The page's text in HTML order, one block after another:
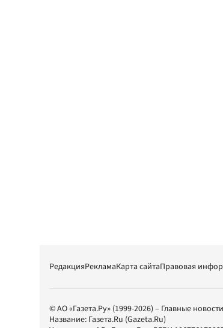
РедакцияРекламаКарта сайтаПравовая
© АО «Газета.Ру» (1999-2026) – Главные
Название: Газета.Ru (Gazeta.Ru)